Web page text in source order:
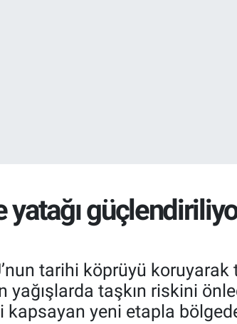
yatağı
tarihi köprüyü
yağışlarda taşkın riskini
yeni etapla